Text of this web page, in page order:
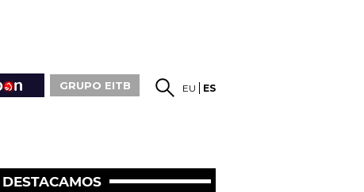
GRUPO EITB EU ES
DESTACAMOS